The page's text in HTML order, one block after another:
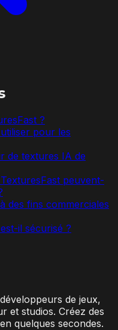
?
pour les
de textures IA de
peuvent-
des fins commerciales
il sécurisé ?
de jeux,
et studios. Créez des
quelques secondes.